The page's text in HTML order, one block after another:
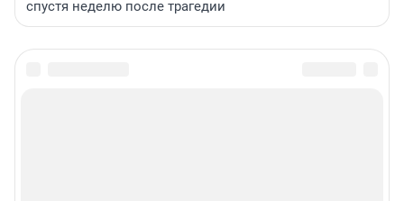
спустя неделю после трагедии